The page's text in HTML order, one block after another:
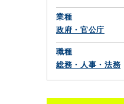
業種
政府・官公庁
職種
総務・人事・法務